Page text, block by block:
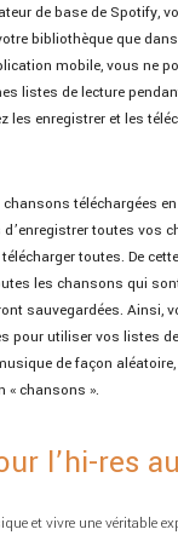
de base de Spotify,
bibliothèque que
mobile, vous ne
listes de lecture
les enregistrer et les
téléchargées
toutes vos
toutes. De
les chansons qui
sauvegardées. Ainsi,
pour utiliser vos listes
de façon
« chansons ».
l’hi-res
et vivre une véritable